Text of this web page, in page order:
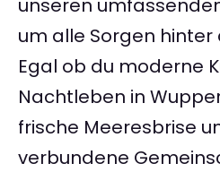
unseren
um alle Sorgen hinter
Egal ob du moderne
Nachtleben in
frische Meeresbrise
verbundene